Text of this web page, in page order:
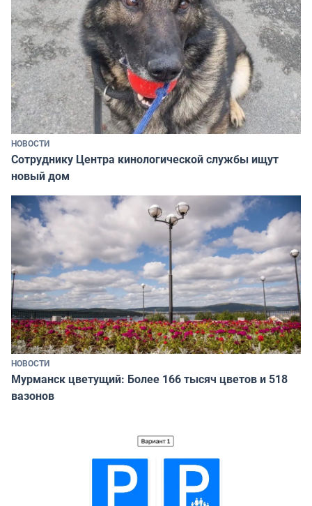
НОВОСТИ
Сотруднику Центра кинологической службы ищут
новый дом
НОВОСТИ
Мурманск цветущий: Более 166 тысяч цветов и 518
вазонов